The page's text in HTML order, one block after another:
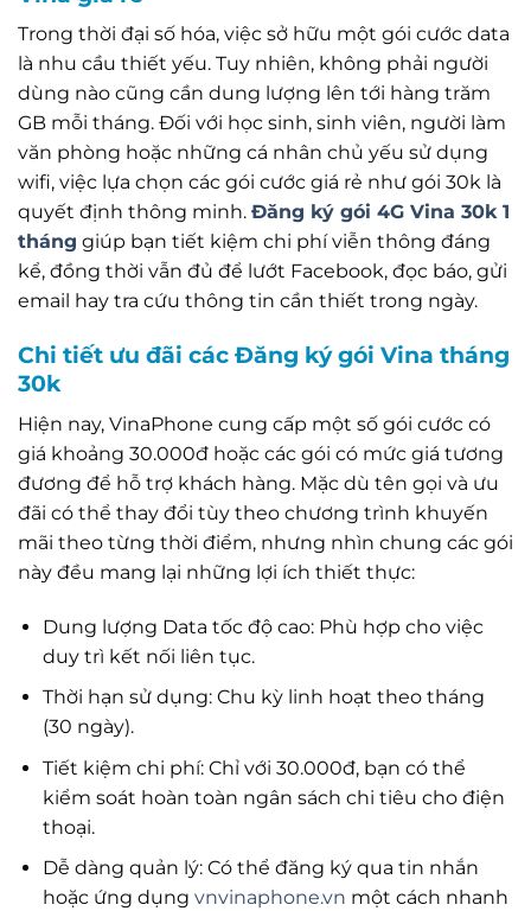
Trong thời đại số hóa, việc sở hữu một gói cước data
là nhu cầu thiết yếu. Tuy nhiên, không phải người
dùng nào cũng cần dung lượng lên tới hàng trăm
GB mỗi tháng. Đối với học sinh, sinh viên, người làm
văn phòng hoặc những cá nhân chủ yếu sử dụng
wifi, việc lựa chọn các gói cước giá rẻ như gói 30k là
quyết định thông minh. Đăng ký gói 4G Vina 30k 1
tháng giúp bạn tiết kiệm chi phí viễn thông đáng
kể, đồng thời vẫn đủ để lướt Facebook, đọc báo, gửi
email hay tra cứu thông tin cần thiết trong ngày.
Chi tiết ưu đãi các Đăng ký gói Vina tháng
30k
Hiện nay, VinaPhone cung cấp một số gói cước có
giá khoảng 30.000đ hoặc các gói có mức giá tương
đương để hỗ trợ khách hàng. Mặc dù tên gọi và ưu
đãi có thể thay đổi tùy theo chương trình khuyến
mãi theo từng thời điểm, nhưng nhìn chung các gói
này đều mang lại những lợi ích thiết thực:
Dung lượng Data tốc độ cao: Phù hợp cho việc
duy trì kết nối liên tục.
Thời hạn sử dụng: Chu kỳ linh hoạt theo tháng
(30 ngày).
Tiết kiệm chi phí: Chỉ với 30.000đ, bạn có thể
kiểm soát hoàn toàn ngân sách chi tiêu cho điện
thoại.
Dễ dàng quản lý: Có thể đăng ký qua tin nhắn
hoặc ứng dụng vnvinaphone.vn một cách nhanh